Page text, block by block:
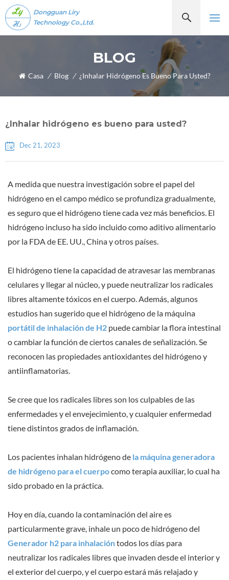
Dongguan Liry
Technology Co.,Ltd.
BLOG
Casa / Blog / ¿Inhalar Hidrógeno Es Bueno Para Usted?
¿Inhalar hidrógeno es bueno para usted?
Dec 21, 2023
A medida que nuestra investigación sobre el papel del
hidrógeno en el campo médico se profundiza gradualmente,
es seguro que el hidrógeno tiene cada vez más beneficios. El
hidrógeno incluso ha sido incluido como aditivo alimentario
por la FDA de EE. UU., China y otros países.
El hidrógeno tiene la capacidad de atravesar las membranas
celulares y llegar al núcleo, y puede neutralizar los radicales
libres altamente tóxicos en el cuerpo. Además, algunos
estudios han sugerido que el hidrógeno de la máquina
portátilde inhalación de H2 puede cambiar la flora intestinal
o cambiar la función de ciertos canales de señalización. Se
reconocen las propiedades antioxidantes del hidrógeno y
antiinflamatorias.
Se cree que los radicales libres son los culpables de las
enfermedades y el envejecimiento, y cualquier enfermedad
tiene distintos grados de inflamación.
Los pacientes inhalan hidrógeno de la máquina generadora
de hidrógeno para el cuerpocomo terapia auxiliar, lo cual ha
sido probado en la práctica.
Hoy en día, cuando la contaminación del aire es
particularmente grave, inhale un poco de hidrógeno del
Generador h2 para inhalacióntodos los días para
neutralizar los radicales libres que invaden desde el interior y
el exterior del cuerpo, y el cuerpo estará más relajado y